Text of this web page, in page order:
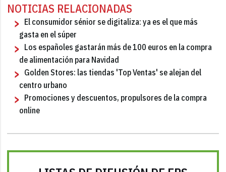
NOTICIAS RELACIONADAS
El consumidor sénior se digitaliza: ya es el que más
gasta en el súper
Los españoles gastarán más de 100 euros en la compra
de alimentación para Navidad
Golden Stores: las tiendas 'Top Ventas' se alejan del
centro urbano
Promociones y descuentos, propulsores de la compra
online